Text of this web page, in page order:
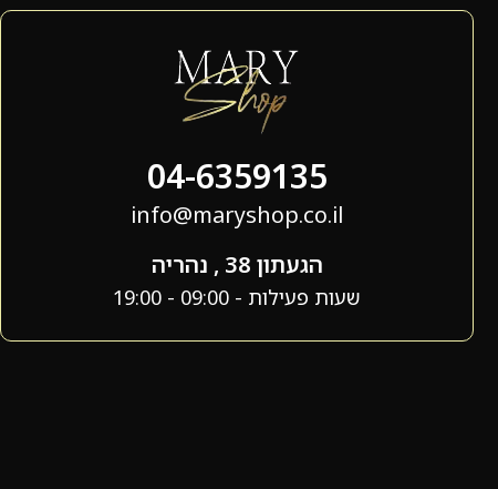
04-6359135
info@maryshop.co.il
הגעתון 38 , נהריה
שעות פעילות - 09:00 - 19:00